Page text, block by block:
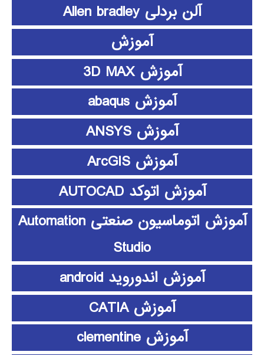
آلن بردلی Allen bradley
آموزش
آموزش 3D MAX
آموزش abaqus
آموزش ANSYS
آموزش ArcGIS
آموزش اتوکد AUTOCAD
آموزش اتوماسیون صنعتی Automation
Studio
آموزش اندوروید android
آموزش CATIA
آموزش clementine